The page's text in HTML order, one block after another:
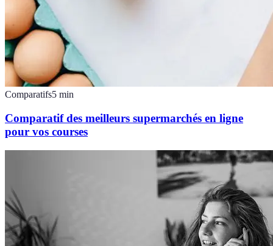
Comparatifs5 min
Comparatif des meilleurs supermarchés en ligne
pour vos courses